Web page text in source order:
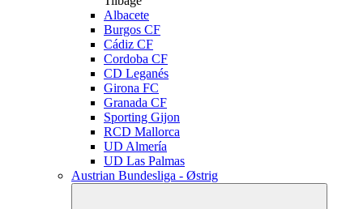
Albacete
Burgos CF
Cádiz CF
Cordoba CF
CD Leganés
Girona FC
Granada CF
Sporting Gijon
RCD Mallorca
UD Almería
UD Las Palmas
Austrian Bundesliga - Østrig